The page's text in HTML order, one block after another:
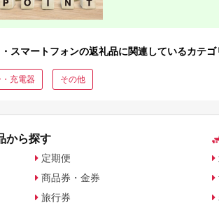
スマートフォンの返礼品に関連しているカテゴ
充電器 その他
から探す
定期便
商品券・金券
旅行券